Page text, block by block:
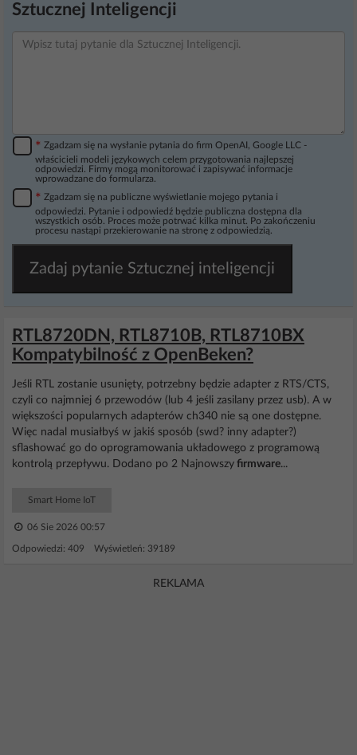
Sztucznej Inteligencji
* Zgadzam się na wysłanie pytania do firm OpenAI, Google LLC -
właścicieli modeli językowych celem przygotowania najlepszej
odpowiedzi. Firmy mogą monitorować i zapisywać informacje
wprowadzane do formularza.
* Zgadzam się na publiczne wyświetlanie mojego pytania i
odpowiedzi. Pytanie i odpowiedź będzie publiczna dostępna dla
wszystkich osób. Proces może potrwać kilka minut. Po zakończeniu
procesu nastąpi przekierowanie na stronę z odpowiedzią.
Zadaj pytanie Sztucznej inteligencji
RTL8720DN, RTL8710B, RTL8710BX
Kompatybilność z OpenBeken?
Jeśli RTL zostanie usunięty, potrzebny będzie adapter z RTS/CTS,
czyli co najmniej 6 przewodów (lub 4 jeśli zasilany przez usb). A w
większości popularnych adapterów ch340 nie są one dostępne.
Więc nadal musiałbyś w jakiś sposób (swd? inny adapter?)
sflashować go do oprogramowania układowego z programową
kontrolą przepływu. Dodano po 2 Najnowszy firmware...
Smart Home IoT
06 Sie 2026 00:57
Odpowiedzi: 409 Wyświetleń: 39189
REKLAMA